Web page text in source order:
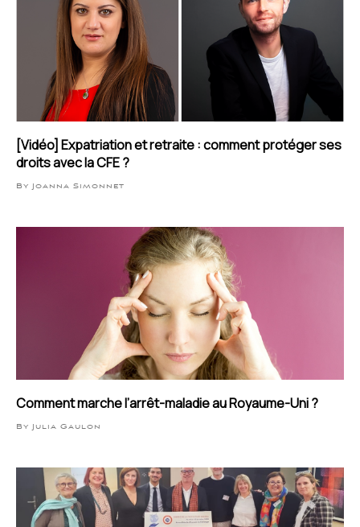
[Vidéo] Expatriation et retraite : comment protéger ses
droits avec la CFE ?
By Joanna Simonnet
Comment marche l’arrêt-maladie au Royaume-Uni ?
By Julia Gaulon